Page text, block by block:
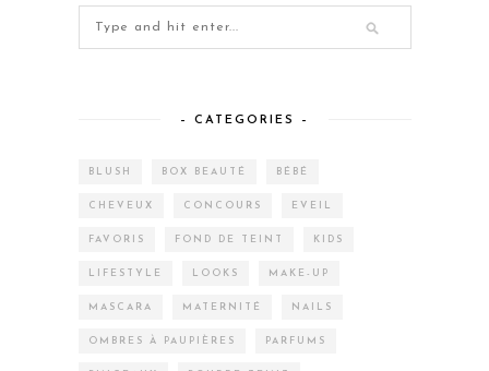
– CATEGORIES –
BLUSH BOX BEAUTÉ BÉBÉ
CHEVEUX CONCOURS EVEIL
FAVORIS FOND DE TEINT KIDS
LIFESTYLE LOOKS MAKE-UP
MASCARA MATERNITÉ NAILS
OMBRES À PAUPIÈRES PARFUMS